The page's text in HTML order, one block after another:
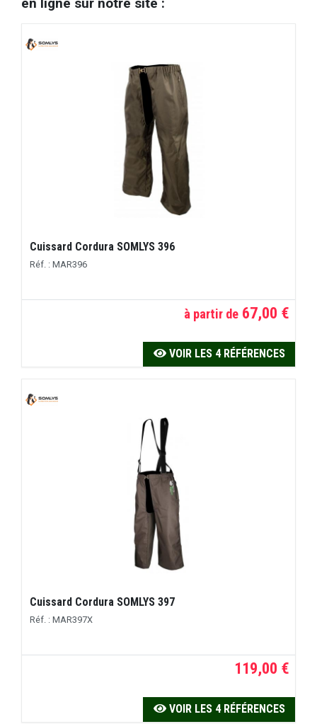
en ligne sur notre site :
Cuissard Cordura SOMLYS 396
Réf. : MAR396
à partir de 67,00 €
VOIR LES 4 RÉFÉRENCES
Cuissard Cordura SOMLYS 397
Réf. : MAR397X
119,00 €
VOIR LES 4 RÉFÉRENCES